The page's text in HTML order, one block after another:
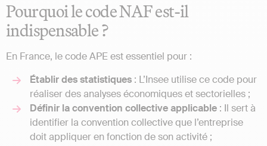
Pourquoi le code NAF est-il
indispensable ?
En France, le code APE est essentiel pour :
Établir des statistiques : L’Insee utilise ce code pour
réaliser des analyses économiques et sectorielles ;
Définir la convention collective applicable : Il sert à
identifier la convention collective que l’entreprise
doit appliquer en fonction de son activité ;